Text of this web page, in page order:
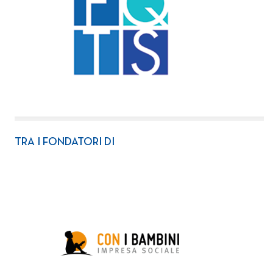
TRA I FONDATORI DI